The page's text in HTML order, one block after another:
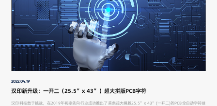
2022.04.19
汉印新升级：一开二（25.5”x 43”）超大拼版PCB字符
汉印科技敢于挑战，在2019年初率先向行业成功推出了首条超大拼版25.5”x 43”(一开二)的PCB全自动字符喷